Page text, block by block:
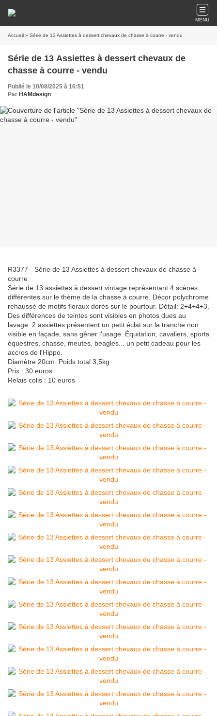
MENU
Accueil » Série de 13 Assiettes à dessert chevaux de chasse à courre - vendu
Série de 13 Assiettes à dessert chevaux de
chasse à courre - vendu
Publié le 10/08/2025 à 16:51
Par HAMdesign
R3377 - Série de 13 Assiettes à dessert chevaux de chasse à
courre
Série de 13 assiettes à dessert vintage représentant 4 scènes
différentes sur le thème de la chasse à courre. Décor polychrome
rehaussé de motifs floraux dorés sur le pourtour. Détail: 2+4+4+3.
Des différences de teintes sont visibles en photos dues au
lavage. 2 assiettes présentent un petit éclat sur la tranche non
visible en façade, sans gêner l'usage. Équitation, cavaliers, sports
équestres, chasse, meutes, beagles... un petit cadeau pour les
accros de l'Hippo.
Diamètre 20cm. Poids total 3,5kg
Prix : 30 euros
Relais colis : 10 euros